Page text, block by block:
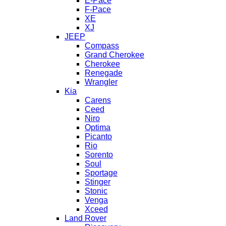
F-Pace
XE
XJ
JEEP
Compass
Grand Cherokee
Cherokee
Renegade
Wrangler
Kia
Carens
Ceed
Niro
Optima
Picanto
Rio
Sorento
Soul
Sportage
Stinger
Stonic
Venga
Xceed
Land Rover